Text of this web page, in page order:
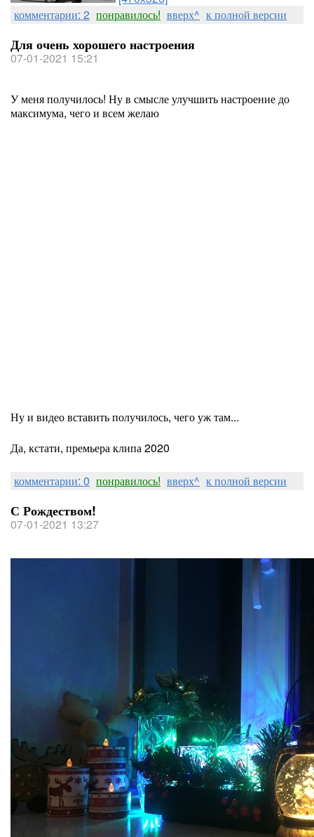
комментарии: 2 понравилось! вверх^ к полной версии
Для очень хорошего настроения
07-01-2021 15:21
У меня получилось! Ну в смысле улучшить настроение до
максимума, чего и всем желаю
Ну и видео вставить получилось, чего уж там...
Да, кстати, премьера клипа 2020
комментарии: 0 понравилось! вверх^ к полной версии
С Рождеством!
07-01-2021 13:27